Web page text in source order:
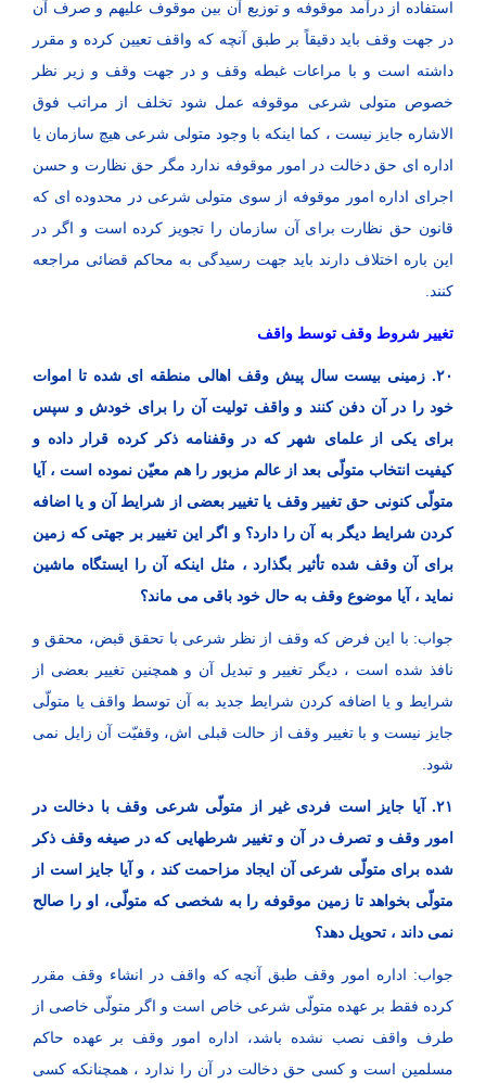
استفاده از درآمد موقوفه و توزیع آن بین موقوف علیهم و صرف آن
در جهت وقف باید دقیقاً بر طبق آنچه که واقف تعیین کرده و مقرر
داشته است و با مراعات غبطه وقف و در جهت وقف و زیر نظر
خصوص متولی شرعی موقوفه عمل شود تخلف از مراتب فوق
الاشاره جایز نیست ، کما اینکه با وجود متولی شرعی هیچ سازمان یا
اداره ای حق دخالت در امور موقوفه ندارد مگر حق نظارت و حسن
اجرای اداره امور موقوفه از سوی متولی شرعی در محدوده ای که
قانون حق نظارت برای آن سازمان را تجویز کرده است و اگر در
این باره اختلاف دارند باید جهت رسیدگی به محاکم قضائی مراجعه
کنند.
تغییر شروط وقف توسط واقف
۲۰. زمینی بیست سال پیش وقف اهالی منطقه ‌ای شده تا اموات
خود را در آن دفن کنند و واقف تولیت آن را برای خودش و سپس
برای یکی از علمای شهر که در وقفنامه ذکر کرده قرار داده و
کیفیت انتخاب متولّی بعد از عالم مزبور را هم معیّن نموده است ، آیا
متولّی کنونی حق تغییر وقف یا تغییر بعضی از شرایط آن و یا اضافه
کردن شرایط دیگر به آن را دارد؟ و اگر این تغییر بر جهتی که زمین
برای آن وقف شده تأثیر بگذارد ، مثل اینکه آن را ایستگاه ماشین
نماید ، آیا موضوع وقف به حال خود باقی می ‌ماند؟
جواب: با این فرض که وقف از نظر شرعی با تحقق قبض، محقق و
نافذ شده است ، دیگر تغییر و تبدیل آن و همچنین تغییر بعضی از
شرایط و یا اضافه کردن شرایط جدید به آن توسط واقف یا متولّی
جایز نیست و با تغییر وقف از حالت قبلی ‌اش، وقفیّت آن زایل نمی
‌شود.
۲۱. آیا جایز است فردی غیر از متولّی شرعی وقف با دخالت در
امور وقف و تصرف در آن و تغییر شرطهایی که در صیغه وقف ذکر
شده برای متولّی شرعی آن ایجاد مزاحمت کند ، و آیا جایز است از
متولّی بخواهد تا زمین موقوفه را به شخصی که متولّی، او را صالح
نمی ‌داند ، تحویل دهد؟
جواب: اداره امور وقف طبق آنچه که واقف در انشاء وقف مقرر
کرده فقط بر عهده متولّی شرعی خاص است و اگر متولّی خاصی از
طرف واقف نصب نشده باشد، اداره امور وقف بر عهده حاکم
مسلمین است و کسی حق دخالت در آن را ندارد ، همچنانکه کسی